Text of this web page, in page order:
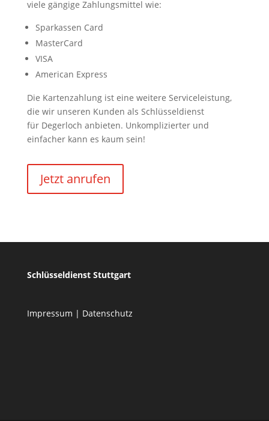
viele gängige Zahlungsmittel wie:
Sparkassen Card
MasterCard
VISA
American Express
Die Kartenzahlung ist eine weitere Serviceleistung,
die wir unseren Kunden als Schlüsseldienst
für Degerloch anbieten. Unkomplizierter und
einfacher kann es kaum sein!
Jetzt anrufen
Schlüsseldienst Stuttgart
Impressum | Datenschutz